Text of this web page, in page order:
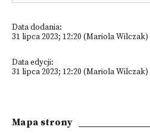
Data dodania:
31 lipca 2023; 12:20 (Mariola Wilczak)
Data edycji:
31 lipca 2023; 12:20 (Mariola Wilczak)
Mapa strony